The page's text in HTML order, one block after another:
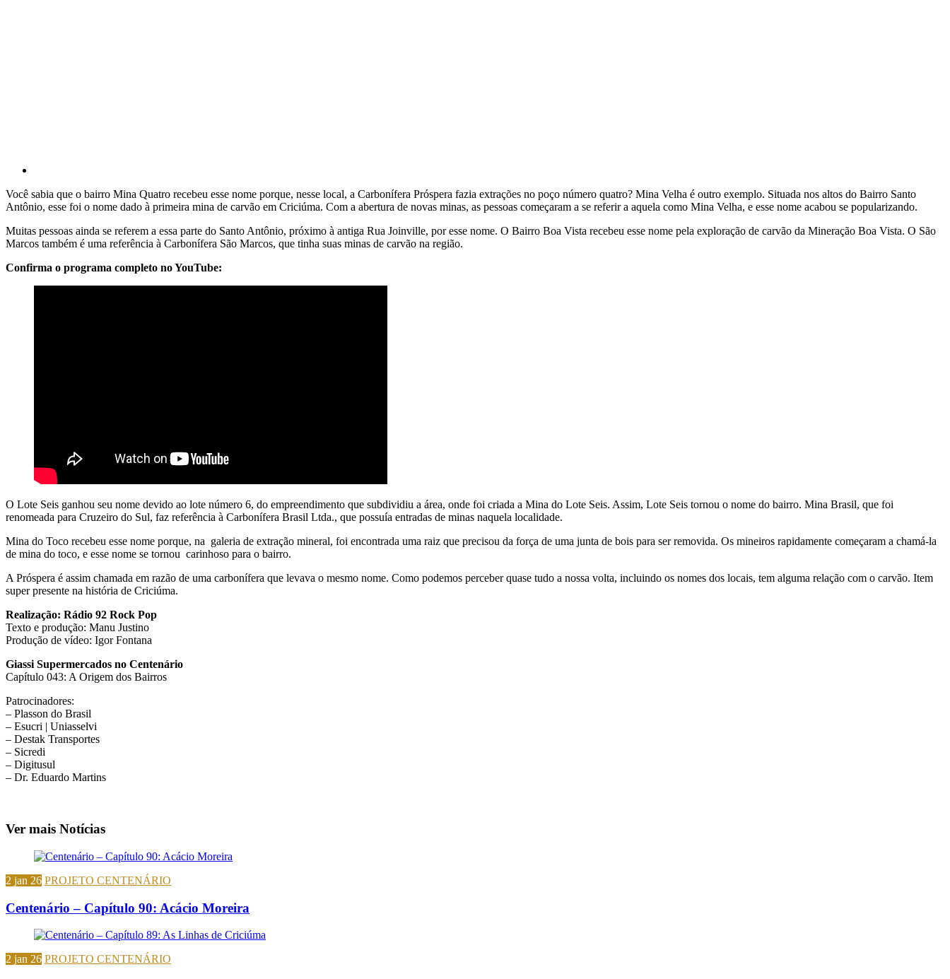
Você sabia que o bairro Mina Quatro recebeu esse nome porque, nesse local, a Carbonífera Próspera fazia extrações no poço número quatro? Mina Velha é outro exemplo. Situada nos altos do Bairro Santo
Antônio, esse foi o nome dado à primeira mina de carvão em Criciúma. Com a abertura de novas minas, as pessoas começaram a se referir a aquela como Mina Velha, e esse nome acabou se popularizando.
Muitas pessoas ainda se referem a essa parte do Santo Antônio, próximo à antiga Rua Joinville, por esse nome. O Bairro Boa Vista recebeu esse nome pela exploração de carvão da Mineração Boa Vista. O São
Marcos também é uma referência à Carbonífera São Marcos, que tinha suas minas de carvão na região.
Confirma o programa completo no YouTube:
O Lote Seis ganhou seu nome devido ao lote número 6, do empreendimento que subdividiu a área, onde foi criada a Mina do Lote Seis. Assim, Lote Seis tornou o nome do bairro. Mina Brasil, que foi
renomeada para Cruzeiro do Sul, faz referência à Carbonífera Brasil Ltda., que possuía entradas de minas naquela localidade.
Mina do Toco recebeu esse nome porque, na galeria de extração mineral, foi encontrada uma raiz que precisou da força de uma junta de bois para ser removida. Os mineiros rapidamente começaram a chamá-la
de mina do toco, e esse nome se tornou carinhoso para o bairro.
A Próspera é assim chamada em razão de uma carbonífera que levava o mesmo nome. Como podemos perceber quase tudo a nossa volta, incluindo os nomes dos locais, tem alguma relação com o carvão. Item
super presente na história de Criciúma.
Realização: Rádio 92 Rock Pop
Texto e produção: Manu Justino
Produção de vídeo: Igor Fontana
Giassi Supermercados no Centenário
Capítulo 043: A Origem dos Bairros
Patrocinadores:
– Plasson do Brasil
– Esucri | Uniasselvi
– Destak Transportes
– Sicredi
– Digitusul
– Dr. Eduardo Martins
Ver mais Notícias
2 jan 26 PROJETO CENTENÁRIO
Centenário – Capítulo 90: Acácio Moreira
2 jan 26 PROJETO CENTENÁRIO